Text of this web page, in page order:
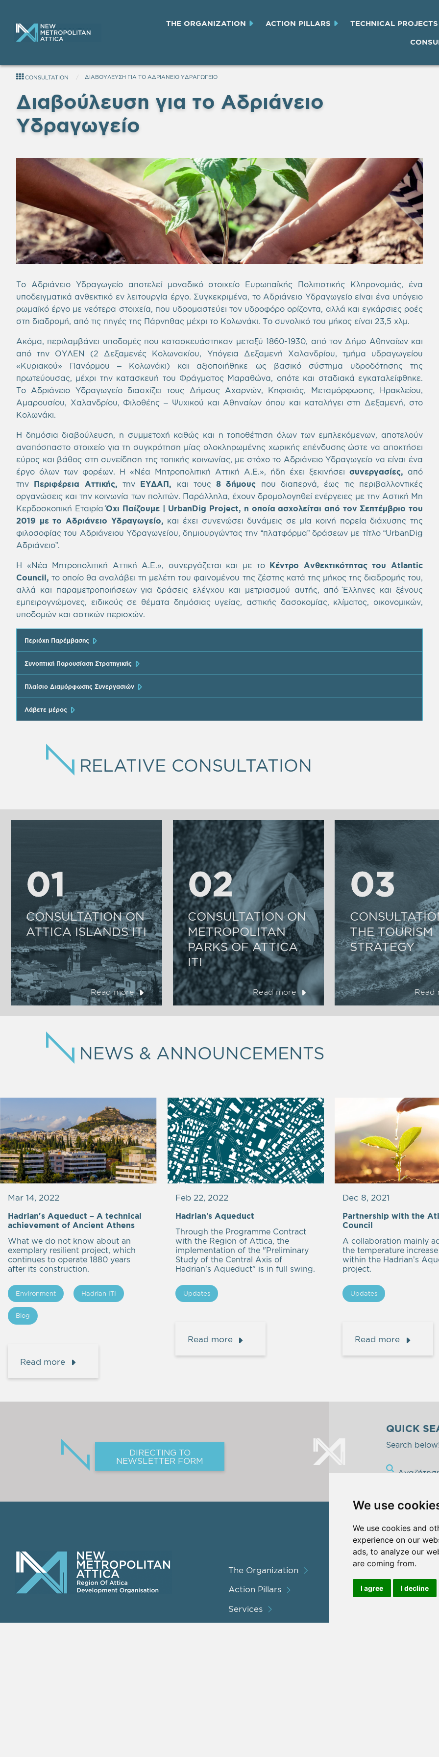
We use
We use cookies and
experience on our
ads, to analyze our
are coming from.
I agree I decline
THE ORGANIZATION ACTION PILLARS TECHNICAL PROJECTS
CONSULTATION ΔΙΑΒΟΥΛΕΥΣΗ ΓΙΑ ΤΟ ΑΔΡΙΑΝΕΙΟ ΥΔΡΑΓΩΓΕΙΟ
Διαβούλευση για το Αδριάνειο
Υδραγωγείο
Το Αδριάνειο Υδραγωγείο αποτελεί μοναδικό στοιχείο Ευρωπαϊκής Πολιτιστικής Κληρονομιάς, ένα
υποδειγματικά ανθεκτικό εν λειτουργία έργο. Συγκεκριμένα, το Αδριάνειο Υδραγωγείο είναι ένα υπόγειο
ρωμαϊκό έργο με νεότερα στοιχεία, που υδρομαστεύει τον υδροφόρο ορίζοντα, αλλά και εγκάρσιες ροές
στη διαδρομή, από τις πηγές της Πάρνηθας μέχρι το Κολωνάκι. Το συνολικό του μήκος είναι 23,5 χλμ.
Ακόμα, περιλαμβάνει υποδομές που κατασκευάστηκαν μεταξύ 1860-1930, από τον Δήμο Αθηναίων και
από την ΟΥΛΕΝ (2 Δεξαμενές Κολωνακίου, Υπόγεια Δεξαμενή Χαλανδρίου, τμήμα υδραγωγείου
«Κυριακού» Πανόρμου – Κολωνάκι) και αξιοποιήθηκε ως βασικό σύστημα υδροδότησης της
πρωτεύουσας, μέχρι την κατασκευή του Φράγματος Μαραθώνα, οπότε και σταδιακά εγκαταλείφθηκε.
Το Αδριάνειο Υδραγωγείο διασχίζει τους Δήμους Αχαρνών, Κηφισιάς, Μεταμόρφωσης, Ηρακλείου,
Αμαρουσίου, Χαλανδρίου, Φιλοθέης – Ψυχικού και Αθηναίων όπου και καταλήγει στη Δεξαμενή, στο
Κολωνάκι.
Η δημόσια διαβούλευση, η συμμετοχή καθώς και η τοποθέτηση όλων των εμπλεκόμενων, αποτελούν
αναπόσπαστο στοιχείο για τη συγκρότηση μίας ολοκληρωμένης χωρικής επένδυσης ώστε να αποκτήσει
εύρος και βάθος στη συνείδηση της τοπικής κοινωνίας, με στόχο το Αδριάνειο Υδραγωγείο να είναι ένα
έργο όλων των φορέων. Η «Νέα Μητροπολιτική Αττική Α.Ε.», ήδη έχει ξεκινήσει συνεργασίες, από
την Περιφέρεια Αττικής, τηνΕΥΔΑΠ, και τους8 δήμους που διαπερνά, έως τις περιβαλλοντικές
οργανώσεις και την κοινωνία των πολιτών. Παράλληλα, έχουν δρομολογηθεί ενέργειες με την Αστική Μη
Κερδοσκοπική ΕταιρίαΌχι Παίζουμε | UrbanDig Project, η οποία ασχολείται από τον Σεπτέμβριο του
2019 με το Αδριάνειο Υδραγωγείο, και έχει συνενώσει δυνάμεις σε μία κοινή πορεία διάχυσης της
φιλοσοφίας του Αδριάνειου Υδραγωγείου, δημιουργώντας την “πλατφόρμα” δράσεων με τίτλο “UrbanDig
Αδριάνειο”.
Η «Νέα Μητροπολιτική Αττική Α.Ε.», συνεργάζεται και με το Κέντρο Ανθεκτικότητας του Atlantic
Council, το οποίο θα αναλάβει τη μελέτη του φαινομένου της ζέστης κατά της μήκος της διαδρομής του,
αλλά και παραμετροποιήσεων για δράσεις ελέγχου και μετριασμού αυτής, από Έλληνες και ξένους
εμπειρογνώμονες, ειδικούς σε θέματα δημόσιας υγείας, αστικής δασοκομίας, κλίματος, οικονομικών,
υποδομών και αστικών περιοχών.
Περιόχη Παρέμβασης
Συνοπτική Παρουσίαση Στρατηγικής
Πλαίσιο Διαμόρφωσης Συνεργασιών
Λάβετε μέρος
RELATIVE CONSULTATION
01
01
CONSULTATION ON
ATTICA ISLANDS ITI
Read more
02
02
CONSULTATION ON
METROPOLITAN
PARKS OF ATTICA
ITI
Read more
03
03
THE TOURISM
STRATEGY
Read
NEWS & ANNOUNCEMENTS
Mar 14, 2022
Hadrian's Aqueduct – A technical
achievement of Ancient Athens
What we do not know about an
exemplary resilient project, which
continues to operate 1880 years
after its construction.
Εnvironment Hadrian ITI
Blog
Read more
Feb 22, 2022
Hadrian’s Aqueduct
Through the Programme Contract
with the Region of Attica, the
implementation of the "Preliminary
Study of the Central Axis of
Hadrian’s Aqueduct" is in full swing.
Updates
Read more
Dec 8, 2021
Partnership with the
Council
A collaboration mainly
the temperature
within the Hadrian’s
project.
Updates
Read more
DIRECTING TO
NEWSLETTER FORM
QUICK
Search below!
The Organization
Action Pillars
Services